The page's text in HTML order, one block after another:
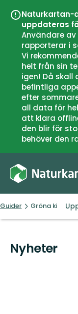
Naturkartan-
uppdateras
Användare
rapporterar i
Vi
helt från sin
igen! Då skall
befintliga
efter
all data för
att klara
den blir för
behöver den
Guider Gröna kilar
Nyheter